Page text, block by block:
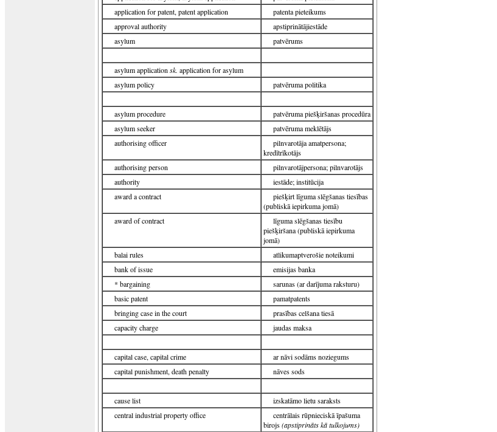
application for patent, patent application
patenta pieteikums
approval authority
apstiprinātājiestāde
asylum
patvērums
asylum application sk. application for asylum
asylum policy
patvēruma politika
asylum procedure
patvēruma piešķiršanas procedūra
asylum seeker
patvēruma meklētājs
authorising officer
pilnvarotāja amatpersona;
kredītrīkotājs
authorising person
pilnvarotājpersona; pilnvarotājs
authority
iestāde; institūcija
award a contract
piešķirt līguma slēgšanas tiesības
(publiskā iepirkuma jomā)
award of contract
līguma slēgšanas tiesību
piešķiršana (publiskā iepirkuma
jomā)
balai rules
atlikumaptverošie noteikumi
bank of issue
emisijas banka
* bargaining
sarunas (ar darījuma raksturu)
basic patent
pamatpatents
bringing case in the court
prasības celšana tiesā
capacity charge
jaudas maksa
capital case, capital crime
ar nāvi sodāms noziegums
capital punishment, death penalty
nāves sods
cause list
izskatāmo lietu saraksts
central industrial property office
centrālais rūpnieciskā īpašuma
birojs(apstiprināts kā tulkojums)